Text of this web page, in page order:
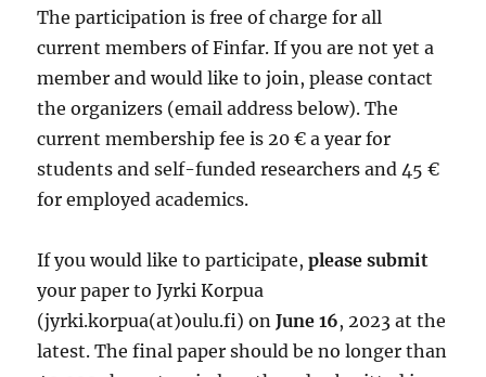
The participation is free of charge for all
current members of Finfar. If you are not yet a
member and would like to join, please contact
the organizers (email address below). The
current membership fee is 20 € a year for
students and self-funded researchers and 45 €
for employed academics.
If you would like to participate,please submit
your paper to Jyrki Korpua
(jyrki.korpua(at)oulu.fi) onJune 16, 2023 at the
latest. The final paper should be no longer than